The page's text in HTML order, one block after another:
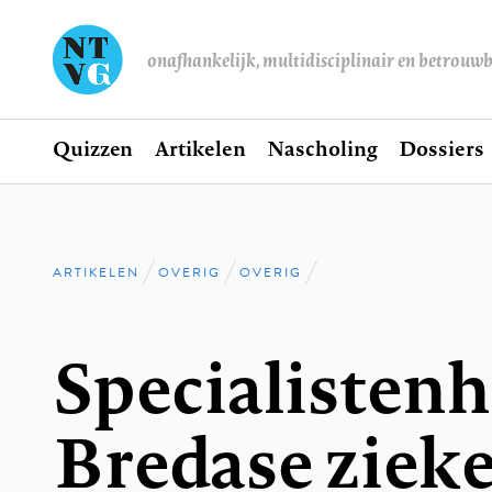
onafhankelijk, multidisciplinair en
Hoofdnavigatie
Home
Quizzen Artikelen Nascholing Dossiers
Kruimelpad
ARTIKELEN OVERIG OVERIG
Bredase